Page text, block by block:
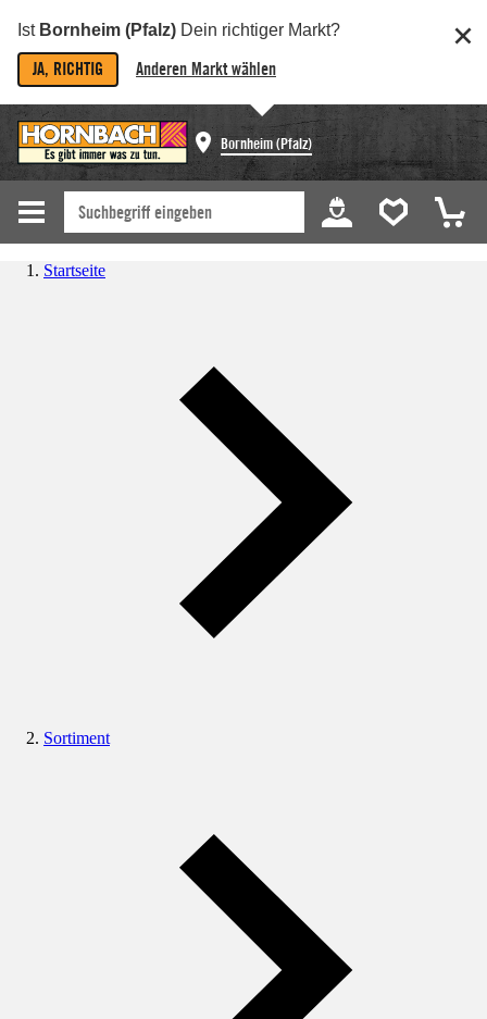
Ist Bornheim (Pfalz) Dein richtiger Markt?
JA, RICHTIG Anderen Markt wählen
Bornheim (Pfalz)
Startseite
Sortiment